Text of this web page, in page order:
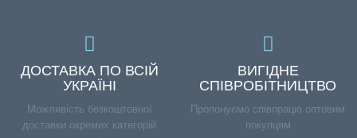
ДОСТАВКА ПО ВСІЙ
УКРАЇНІ
Можливість безкоштовної
доставки окремих категорій
ВИГІДНЕ
СПІВРОБІТНИЦТВО
Пропонуємо співпрацю оптовим
покупцям